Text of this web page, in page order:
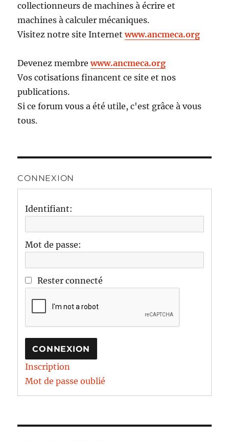
collectionneurs de machines à écrire et
machines à calculer mécaniques.
Visitez notre site Internetwww.ancmeca.org
Devenez membrewww.ancmeca.org
Vos cotisations financent ce site et nos
publications.
Si ce forum vous a été utile, c'est grâce à vous
tous.
CONNEXION
Identifiant:
Mot de passe:
Rester connecté
CONNEXION
Inscription
Mot de passe oublié